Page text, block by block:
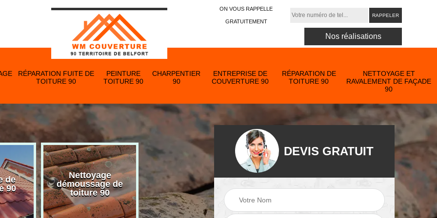
ON VOUS RAPPELLE
GRATUITEMENT
Nos réalisations
RÉPARATION FUITE DE
TOITURE 90
PEINTURE
TOITURE 90
CHARPENTIER
90
ENTREPRISE DE
COUVERTURE 90
RÉPARATION DE
TOITURE 90
NETTOYAGE ET
RAVALEMENT DE FAÇADE
90
de
90
Nettoyage
démoussage de
toiture 90
Nettoyage et pose
de gouttière 90
Peinture toiture 90
DEVIS GRATUIT